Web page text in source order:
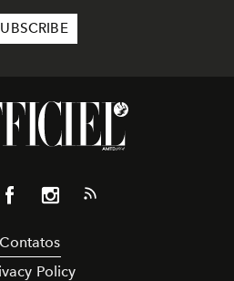
Contatos
Policy